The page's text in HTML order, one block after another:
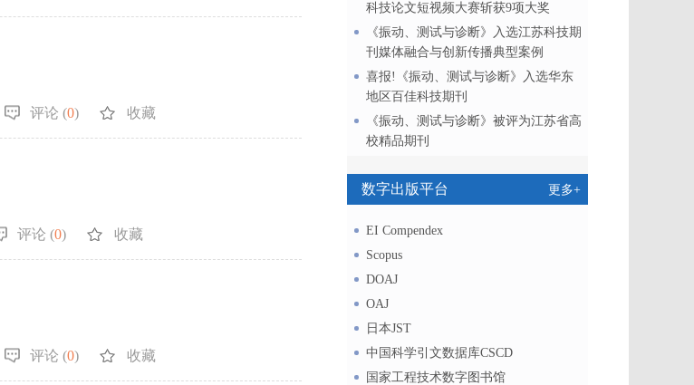
评论 (0) 收藏
评论 (0) 收藏
评论 (0) 收藏
科技论文短视频大赛斩获9项大奖
《振动、测试与诊断》入选江苏科技期
刊媒体融合与创新传播典型案例
喜报!《振动、测试与诊断》入选华东
地区百佳科技期刊
《振动、测试与诊断》被评为江苏省高
校精品期刊
数字出版平台 更多+
EI Compendex
Scopus
DOAJ
OAJ
日本JST
中国科学引文数据库CSCD
国家工程技术数字图书馆